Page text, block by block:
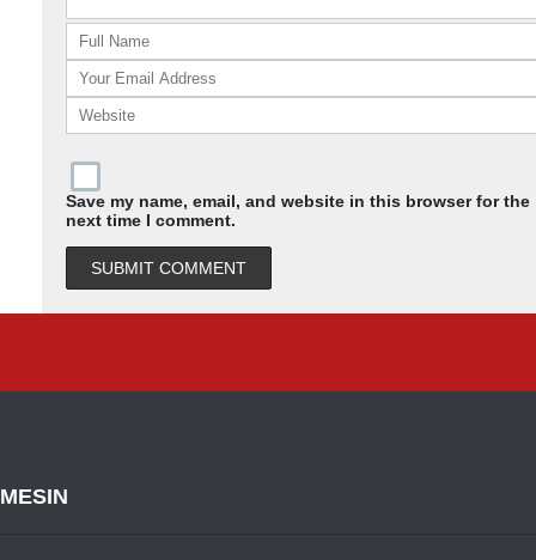
Save my name, email, and website in this browser for the
next time I comment.
MESIN